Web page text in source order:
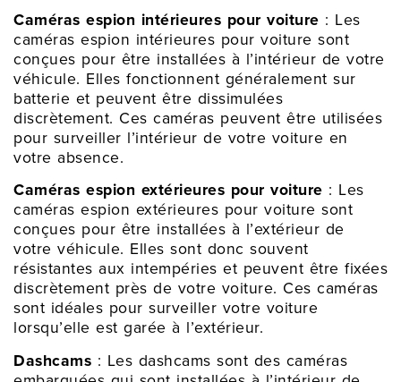
Caméras espion intérieures pour voiture : Les
caméras espion intérieures pour voiture sont
conçues pour être installées à l’intérieur de votre
véhicule. Elles fonctionnent généralement sur
batterie et peuvent être dissimulées
discrètement. Ces caméras peuvent être utilisées
pour surveiller l’intérieur de votre voiture en
votre absence.
Caméras espion extérieures pour voiture : Les
caméras espion extérieures pour voiture sont
conçues pour être installées à l’extérieur de
votre véhicule. Elles sont donc souvent
résistantes aux intempéries et peuvent être fixées
discrètement près de votre voiture. Ces caméras
sont idéales pour surveiller votre voiture
lorsqu’elle est garée à l’extérieur.
Dashcams : Les dashcams sont des caméras